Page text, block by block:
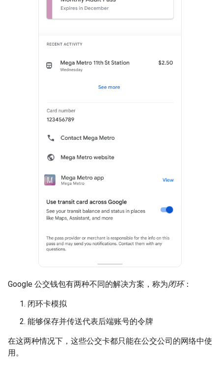
Google 公交钱包有两种不同的解决方案，称为闭环：
闭环卡模拟
能够保存并传送代表后端账号的令牌
在这两种情况下，这些公交卡都只能在公交公司的网络中使
用。